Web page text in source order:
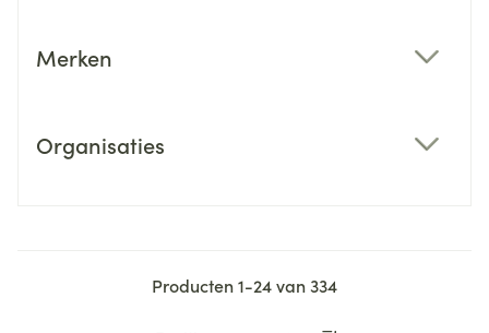
Merken
Organisaties
Producten1-24van334